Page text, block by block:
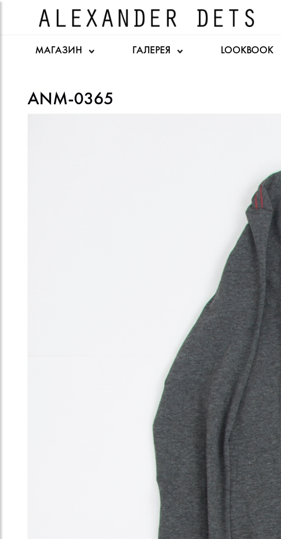
МАГАЗИН ГАЛЕРЕЯ LOOKBOOK
ANM-0365